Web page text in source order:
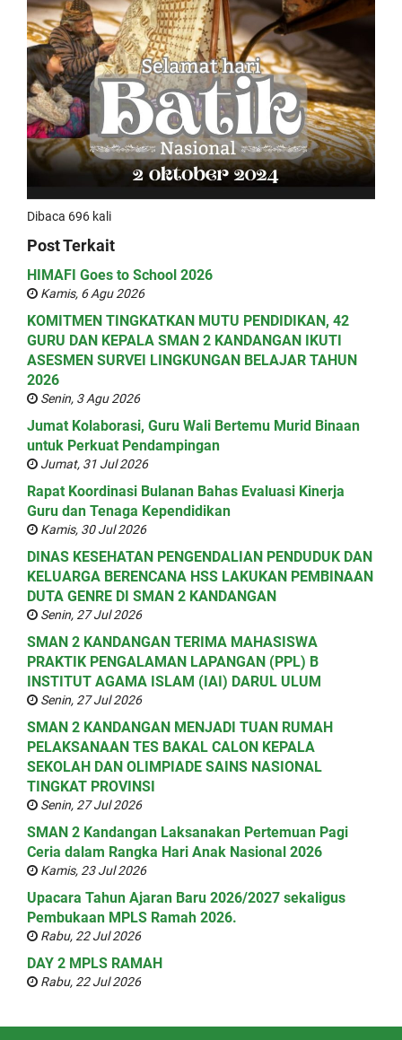
Dibaca 696 kali
Post Terkait
HIMAFI Goes to School 2026
Kamis, 6 Agu 2026
KOMITMEN TINGKATKAN MUTU PENDIDIKAN, 42
GURU DAN KEPALA SMAN 2 KANDANGAN IKUTI
ASESMEN SURVEI LINGKUNGAN BELAJAR TAHUN
2026
Senin, 3 Agu 2026
Jumat Kolaborasi, Guru Wali Bertemu Murid Binaan
untuk Perkuat Pendampingan
Jumat, 31 Jul 2026
Rapat Koordinasi Bulanan Bahas Evaluasi Kinerja
Guru dan Tenaga Kependidikan
Kamis, 30 Jul 2026
DINAS KESEHATAN PENGENDALIAN PENDUDUK DAN
KELUARGA BERENCANA HSS LAKUKAN PEMBINAAN
DUTA GENRE DI SMAN 2 KANDANGAN
Senin, 27 Jul 2026
SMAN 2 KANDANGAN TERIMA MAHASISWA
PRAKTIK PENGALAMAN LAPANGAN (PPL) B
INSTITUT AGAMA ISLAM (IAI) DARUL ULUM
Senin, 27 Jul 2026
SMAN 2 KANDANGAN MENJADI TUAN RUMAH
PELAKSANAAN TES BAKAL CALON KEPALA
SEKOLAH DAN OLIMPIADE SAINS NASIONAL
TINGKAT PROVINSI
Senin, 27 Jul 2026
SMAN 2 Kandangan Laksanakan Pertemuan Pagi
Ceria dalam Rangka Hari Anak Nasional 2026
Kamis, 23 Jul 2026
Upacara Tahun Ajaran Baru 2026/2027 sekaligus
Pembukaan MPLS Ramah 2026.
Rabu, 22 Jul 2026
DAY 2 MPLS RAMAH
Rabu, 22 Jul 2026